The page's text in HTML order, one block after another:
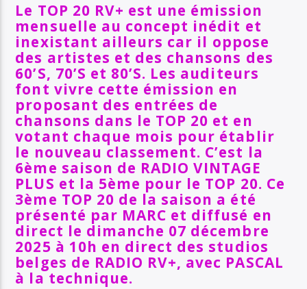
SOYEZ COOL ET RESTEZ EN FORME AVEC RV+
Radio Vintage Plus
Le TOP 20 RV+ est une émission
mensuelle au concept inédit et
inexistant ailleurs car il oppose
des artistes et des chansons des
60’S, 70’S et 80’S. Les auditeurs
font vivre cette émission en
proposant des entrées de
chansons dans le TOP 20 et en
votant chaque mois pour établir
le nouveau classement. C’est la
6ème saison de RADIO VINTAGE
PLUS et la 5ème pour le TOP 20. Ce
3ème TOP 20 de la saison a été
présenté par MARC et diffusé en
direct le dimanche 07 décembre
2025 à 10h en direct des studios
belges de RADIO RV+, avec PASCAL
à la technique.